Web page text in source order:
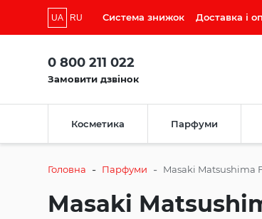
UA RU Система знижок Доставка і
0 800 211 022
Замовити дзвінок
Косметика Парфуми
Головна - Парфуми - Masaki Matsushima
Masaki